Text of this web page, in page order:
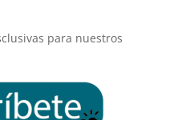
para nuestros